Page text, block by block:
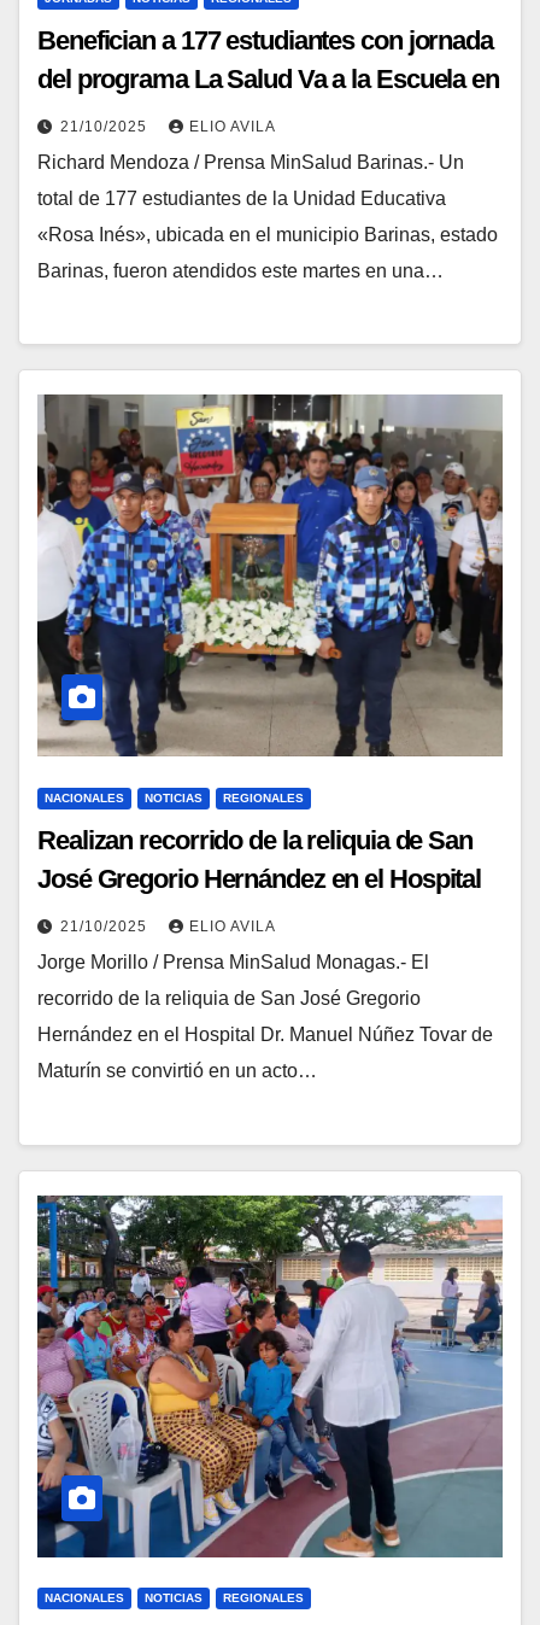
Benefician a 177 estudiantes con jornada
del programa La Salud Va a la Escuela en
Barinas
21/10/2025 ELIO AVILA
Richard Mendoza / Prensa MinSalud Barinas.- Un
total de 177 estudiantes de la Unidad Educativa
«Rosa Inés», ubicada en el municipio Barinas, estado
Barinas, fueron atendidos este martes en una…
NACIONALES NOTICIAS REGIONALES
Realizan recorrido de la reliquia de San
José Gregorio Hernández en el Hospital
Central de Maturín
21/10/2025 ELIO AVILA
Jorge Morillo / Prensa MinSalud Monagas.- El
recorrido de la reliquia de San José Gregorio
Hernández en el Hospital Dr. Manuel Núñez Tovar de
Maturín se convirtió en un acto…
NACIONALES NOTICIAS REGIONALES